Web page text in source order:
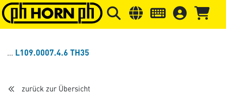
Springe zu Hauptinhalt Springe zum Header Springe
L109.0007.4.6 TH35
zurück zur Übersicht